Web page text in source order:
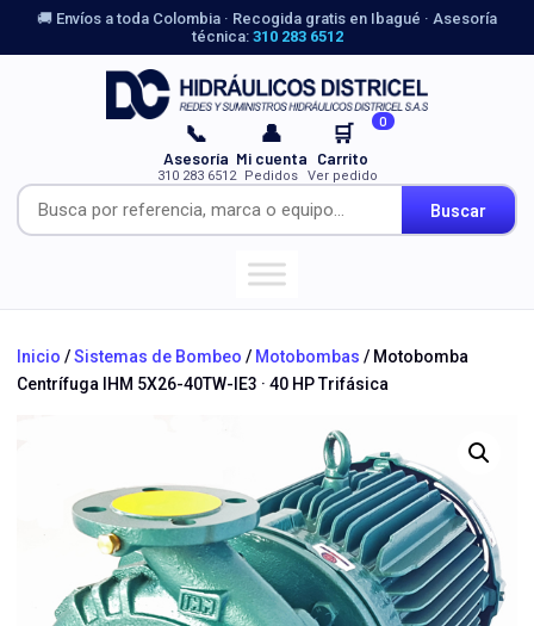
🚚 Envíos a toda Colombia · Recogida gratis en Ibagué · Asesoría
técnica: 310 283 6512
Buscar
📞
Asesoría
310 283 6512
👤
Mi cuenta
Pedidos
🛒 0
Carrito
Ver pedido
Inicio /Sistemas de Bombeo / Motobombas / Motobomba
Centrífuga IHM 5X26-40TW-IE3 · 40 HP Trifásica